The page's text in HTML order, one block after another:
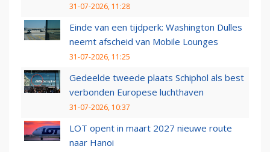
31-07-2026, 11:28
Einde van een tijdperk: Washington Dulles
neemt afscheid van Mobile Lounges
31-07-2026, 11:25
Gedeelde tweede plaats Schiphol als best
verbonden Europese luchthaven
31-07-2026, 10:37
LOT opent in maart 2027 nieuwe route
naar Hanoi